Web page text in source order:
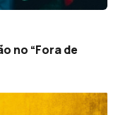
no “Fora de